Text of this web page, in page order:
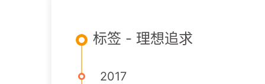
标签 - 理想追求
2017